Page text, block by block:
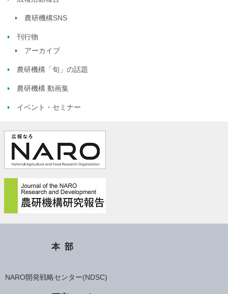
農研機構SNS
刊行物
アーカイブ
農研機構「旬」の話題
農研機構 動画集
イベント・セミナー
本部
NARO開発戦略センター(NDSC)